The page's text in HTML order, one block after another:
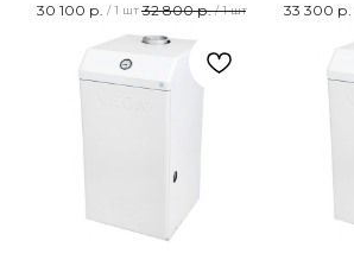
30 100 р. / 1 шт 32 800 р. / 1 шт 33 300 р.